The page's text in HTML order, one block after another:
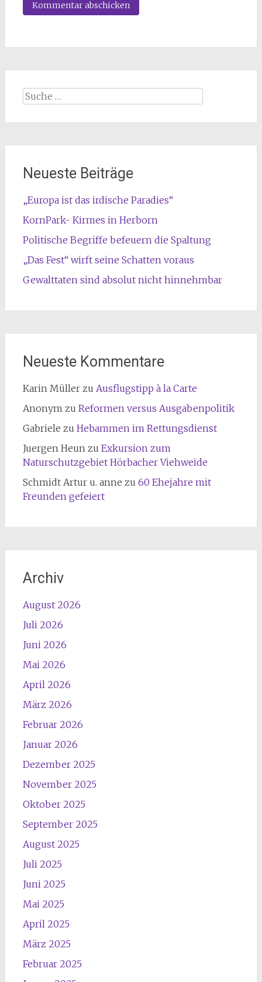
Suche
Neueste Beiträge
„Europa ist das irdische Paradies“
KornPark- Kirmes in Herborn
Politische Begriffe befeuern die Spaltung
„Das Fest“ wirft seine Schatten voraus
Gewalttaten sind absolut nicht hinnehmbar
Neueste Kommentare
Karin Müllerzu Ausflugstipp à la Carte
Anonymzu Reformen versus Ausgabenpolitik
Gabriele zu Hebammen im Rettungsdienst
Juergen Heunzu Exkursion zum
Naturschutzgebiet Hörbacher Viehweide
Schmidt Artur u. anne zu 60 Ehejahre mit
Freunden gefeiert
Archiv
August 2026
Juli 2026
Juni 2026
Mai 2026
April 2026
März 2026
Februar 2026
Januar 2026
Dezember 2025
November 2025
Oktober 2025
September 2025
August 2025
Juli 2025
Juni 2025
Mai 2025
April 2025
März 2025
Februar 2025